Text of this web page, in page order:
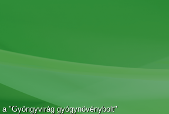
"Gyöngyvirág gyógynövénybolt"